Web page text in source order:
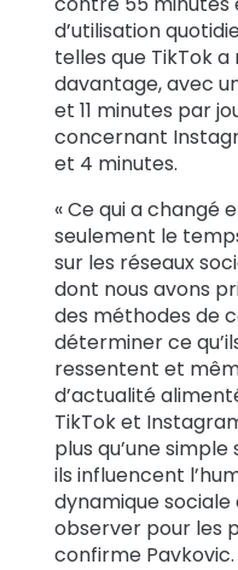
d’utilisation
telles que TikTok
davantage, avec
et 11 minutes par
concernant
et 4 minutes.
« Ce qui a changé
seulement le
sur les réseaux
dont nous avons
des méthodes de
déterminer ce
ressentent et
d’actualité
TikTok et
plus qu’une
ils influencent
dynamique sociale
observer pour les
confirme